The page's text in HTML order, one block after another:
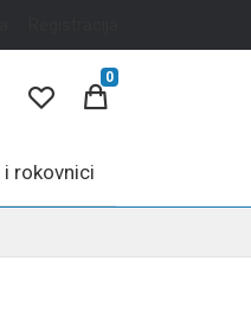
0
i rokovnici